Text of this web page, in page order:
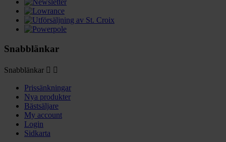
Snabblänkar
Snabblänkar  
Prissänkningar
Nya produkter
Bästsäljare
My account
Login
Sidkarta